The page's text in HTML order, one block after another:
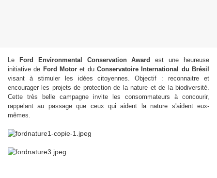
Le Ford Environmental Conservation Award
est une heureuse
initiative de Ford Motor et duConservatoire International du Brésil
visant à stimuler les idées citoyennes. Objectif : reconnaitre et
encourager les projets de protection de la nature et de la biodiversité.
Cette très belle campagne invite les consommateurs à concourir,
rappelant au passage que ceux qui aident la nature s'aident eux-
mêmes.